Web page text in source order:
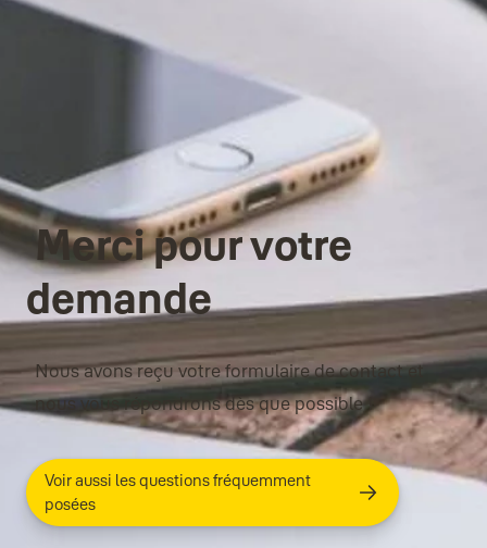
Merci pour votre
demande
Nous avons reçu votre formulaire de contact et
nous vous répondrons dès que possible !
Voir aussi les questions fréquemment
posées